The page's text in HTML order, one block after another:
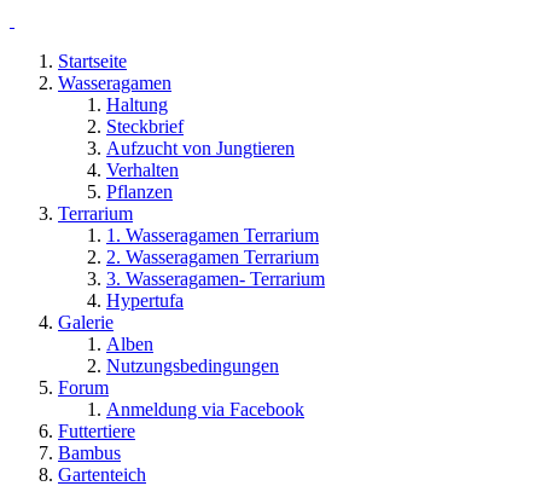
Startseite
Wasseragamen
Haltung
Steckbrief
Aufzucht von Jungtieren
Verhalten
Pflanzen
Terrarium
1. Wasseragamen Terrarium
2. Wasseragamen Terrarium
3. Wasseragamen- Terrarium
Hypertufa
Galerie
Alben
Nutzungsbedingungen
Forum
Anmeldung via Facebook
Futtertiere
Bambus
Gartenteich